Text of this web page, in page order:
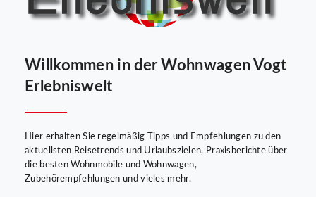
Willkommen in der Wohnwagen Vogt
Erlebniswelt
Hier erhalten Sie regelmäßig Tipps und Empfehlungen zu den
aktuellsten Reisetrends und Urlaubszielen, Praxisberichte über
die besten Wohnmobile und Wohnwagen,
Zubehörempfehlungen und vieles mehr.